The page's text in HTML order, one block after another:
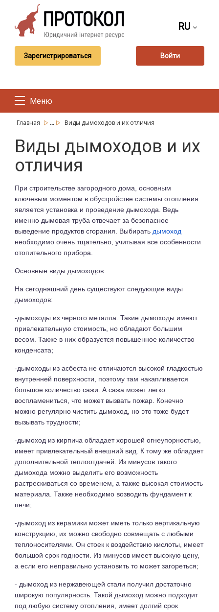
RU
Зарегистрироваться Войти
Меню
Главная ... Виды дымоходов и их отличия
Виды дымоходов и их
отличия
При строительстве загородного дома, основным
ключевым моментом в обустройстве системы отопления
является установка и проведение дымохода. Ведь
именно дымовая труба отвечает за безопасное
выведение продуктов сгорания. Выбирать дымоход
необходимо очень тщательно, учитывая все особенности
отопительного прибора.
Основные виды дымоходов
На сегодняшний день существуют следующие виды
дымоходов:
-дымоходы из черного металла. Такие дымоходы имеют
привлекательную стоимость, но обладают большим
весом. Также в них образуется повышенное количество
конденсата;
-дымоходы из асбеста не отличаются высокой гладкостью
внутренней поверхности, поэтому там накапливается
большое количество сажи. А сажа может легко
воспламениться, что может вызвать пожар. Конечно
можно регулярно чистить дымоход, но это тоже будет
вызывать трудности;
-дымоход из кирпича обладает хорошей огнеупорностью,
имеет привлекательный внешний вид. К тому же обладает
дополнительной теплоотдачей. Из минусов такого
дымохода можно выделить его возможность
растрескиваться со временем, а также высокая стоимость
материала. Также необходимо возводить фундамент к
печи;
-дымоход из керамики может иметь только вертикальную
конструкцию, их можно свободно совмещать с любыми
теплоносителями. Он стоек к воздействию кислоты, имеет
большой срок годности. Из минусов имеет высокую цену,
а если его неправильно установить то может загореться;
- дымоход из нержавеющей стали получил достаточно
широкую популярность. Такой дымоход можно подходит
под любую систему отопления, имеет долгий срок